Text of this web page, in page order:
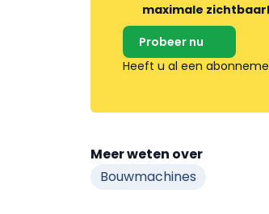
maximale
Probeer nu
Heeft u al een
Meer weten over
Bouwmachines